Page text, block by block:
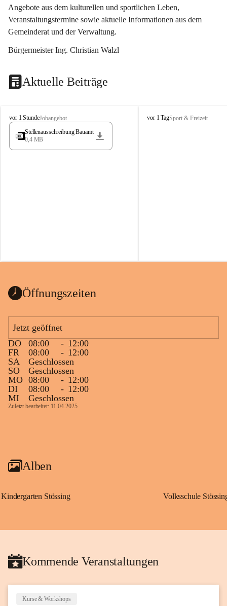
Angebote aus dem kulturellen und sportlichen Leben,
Veranstaltungstermine sowie aktuelle Informationen aus dem
Gemeinderat und der Verwaltung.
Bürgermeister Ing. Christian Walzl
Aktuelle Beiträge
S
t
s
vor 1 StundeJobangebot
Stellenausschreibung Bauamt
0,4 MB
S
vor 1 TagSport & Freizeit
Öffnungszeiten
Jetzt geöffnet
DO
08:00 - 12:00
FR
08:00 - 12:00
SA
Geschlossen
SO
Geschlossen
MO 08:00 - 12:00
DI
08:00 - 12:00
MI
Geschlossen
Zuletzt bearbeitet: 11.04.2025
Alben
Kindergarten Stössing Volksschule
Kommende Veranstaltungen
Kurse & Workshops